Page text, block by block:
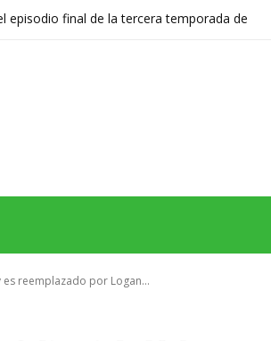
episodio final de la tercera temporada de
reemplazado por Logan...